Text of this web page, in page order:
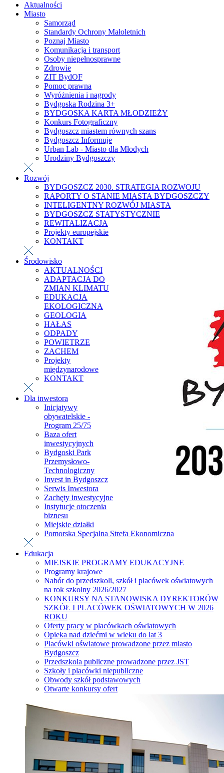
Aktualności
Miasto
Samorząd
Standardy Ochrony Małoletnich
Poznaj Miasto
Komunikacja i transport
Osoby niepełnosprawne
Zdrowie
ZIT BydOF
Pomoc prawna
Wyróżnienia i nagrody
Bydgoska Rodzina 3+
BYDGOSKA KARTA MŁODZIEŻY
Konkurs Fotograficzny
Bydgoszcz miastem równych szans
Bydgoszcz Informuje
Urban Lab - Miasto dla Młodych
Urodziny Bydgoszczy
Rozwój
BYDGOSZCZ 2030. STRATEGIA ROZWOJU
RAPORTY O STANIE MIASTA BYDGOSZCZY
INTELIGENTNY ROZWÓJ MIASTA
BYDGOSZCZ STATYSTYCZNIE
REWITALIZACJA
Projekty europejskie
KONTAKT
Środowisko
AKTUALNOŚCI
ADAPTACJA DO
ZMIAN KLIMATU
EDUKACJA
EKOLOGICZNA
GEOLOGIA
HAŁAS
ODPADY
POWIETRZE
ZACHEM
Projekty
międzynarodowe
KONTAKT
Dla inwestora
Inicjatywy
obywatelskie -
Program 25/75
Baza ofert
inwestycyjnych
Bydgoski Park
Przemysłowo-
Technologiczny
Invest in Bydgoszcz
Serwis Inwestora
Zachęty inwestycyjne
Instytucje otoczenia
biznesu
Miejskie działki
Pomorska Specjalna Strefa Ekonomiczna
Edukacja
MIEJSKIE PROGRAMY EDUKACYJNE
Programy krajowe
Nabór do przedszkoli, szkół i placówek oświatowych
na rok szkolny 2026/2027
KONKURSY NA STANOWISKA DYREKTORÓW
SZKÓŁ I PLACÓWEK OŚWIATOWYCH W 2026
ROKU
Oferty pracy w placówkach oświatowych
Opieka nad dziećmi w wieku do lat 3
Placówki oświatowe prowadzone przez miasto
Bydgoszcz
Przedszkola publiczne prowadzone przez JST
Szkoły i placówki niepubliczne
Obwody szkół podstawowych
Otwarte konkursy ofert